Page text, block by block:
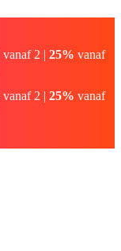
vanaf 2 | 25% vanaf
vanaf 2 | 25% vanaf